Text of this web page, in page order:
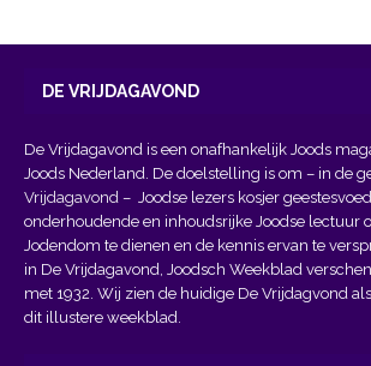
DE VRIJDAGAVOND
De Vrijdagavond is een onafhankelijk Joods
Joods Nederland. De doelstelling is om – in de
Vrijdagavond – Joodse lezers kosjer
onderhoudende en inhoudsrijke Joodse lectuur
Jodendom te dienen en de kennis ervan te
in De Vrijdagavond, Joodsch Weekblad
met 1932. Wij zien de huidige De Vrijdagvond
dit illustere weekblad.